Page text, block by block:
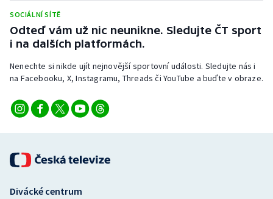
SOCIÁLNÍ SÍTĚ
Odteď vám už nic neunikne. Sledujte ČT sport
i na dalších platformách.
Nenechte si nikde ujít nejnovější sportovní události. Sledujte nás i
na Facebooku, X, Instagramu, Threads či YouTube a buďte v obraze.
Divácké centrum